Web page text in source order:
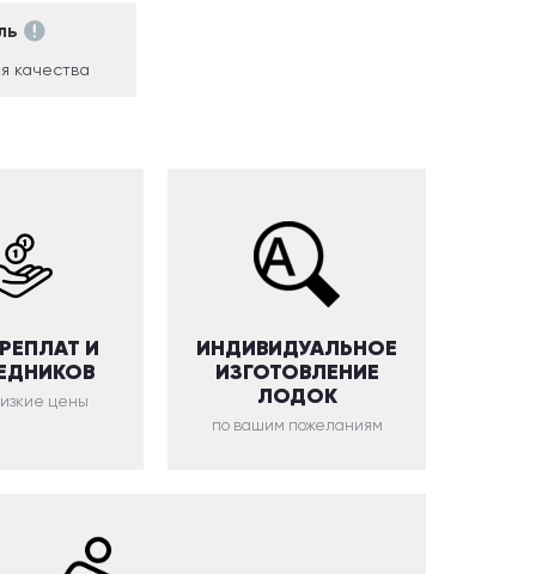
качества
И
цены
ИНДИВИДУАЛЬНОЕ
ИЗГОТОВЛЕНИЕ
ЛОДОК
по вашим пожеланиям